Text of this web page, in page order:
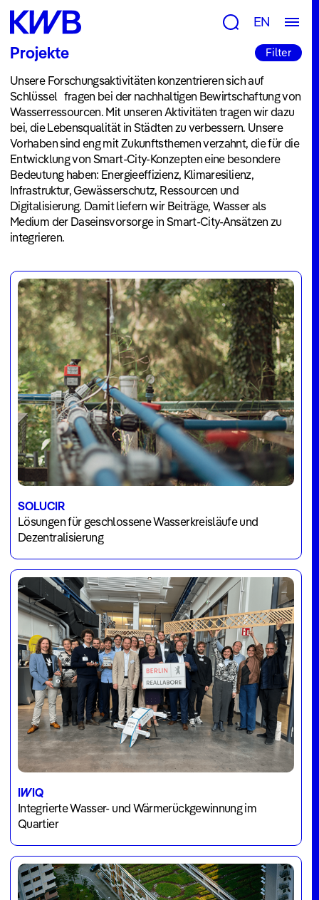
EN
Forschung
Gruppen
&
Themen
Beratung
&
Tools
Publikationen
Projekte
News
&
Blog
Veranstaltungen
Jahresberichte
Über
uns
Jobs
Team
Unternehmen
Projekte Filter
Unsere Forschungsaktivitäten konzentrieren sich auf
Schlüssel fragen bei der nachhaltigen Bewirtschaftung von
Wasserressourcen. Mit unseren Aktivitäten tragen wir dazu
bei, die Lebensqualität in Städten zu verbessern. Unsere
Vorhaben sind eng mit Zukunftsthemen verzahnt, die für die
Entwicklung von Smart-City-Konzepten eine besondere
Bedeutung haben: Energieeffizienz, Klimaresilienz,
Infrastruktur, Gewässerschutz, Ressourcen und
Digitalisierung. Damit liefern wir Beiträge, Wasser als
Medium der Daseinsvorsorge in Smart-City-Ansätzen zu
integrieren.
SOLUCIR
Lösungen für geschlossene Wasserkreisläufe und
Dezentralisierung
IWIQ
Integrierte Wasser- und Wärmerückgewinnung im
Quartier